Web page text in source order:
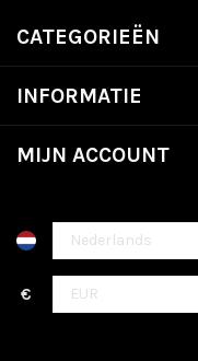
CATEGORIEËN
INFORMATIE
MIJN ACCOUNT
€